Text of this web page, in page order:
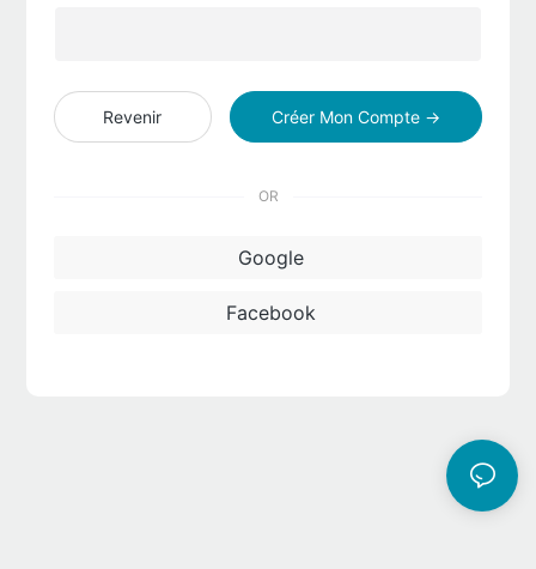
Revenir Créer Mon Compte →
OR
Google
Facebook